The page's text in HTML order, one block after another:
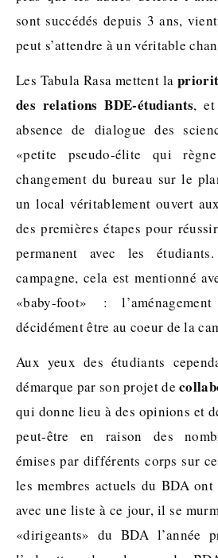
sont succédés depuis 3 ans,
peut s’attendre à un véritable
Les Tabula Rasa mettent la
des relations BDE-étudiants,
absence de dialogue des
«petite pseudo-élite qui
changement du bureau sur le
un local véritablement ouvert
des premières étapes pour
permanent avec les
campagne, cela est mentionné
«baby-foot» :
décidément être au coeur de la
Aux yeux des étudiants
démarque par son projet de
qui donne lieu à des opinions et
peut-être en raison des
émises par différents corps sur
les membres actuels du BDA
avec une liste à ce jour, il se
«dirigeants» du BDA l’année